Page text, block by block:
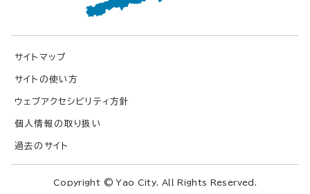
サイトマップ
サイトの使い方
ウェブアクセシビリティ方針
個人情報の取り扱い
過去のサイト
Copyright © Yao City. All Rights Reserved.